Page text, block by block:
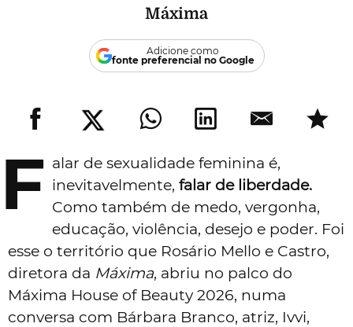
Máxima
Adicione como
fonte preferencial no Google
F alar de sexualidade feminina é,
inevitavelmente, falar de liberdade.
Como também de medo, vergonha,
educação, violência, desejo e poder. Foi
esse o território que Rosário Mello e Castro,
diretora da Máxima, abriu no palco do
Máxima House of Beauty 2026, numa
conversa com Bárbara Branco, atriz, Ivvi,